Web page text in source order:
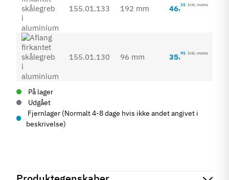
155.01.133 192 mm 46,15 Inkl. moms
155.01.130 96 mm 35,95 Inkl. moms
På lager
Udgået
Fjernlager (Normalt 4-8 dage hvis ikke andet angivet i
beskrivelse)